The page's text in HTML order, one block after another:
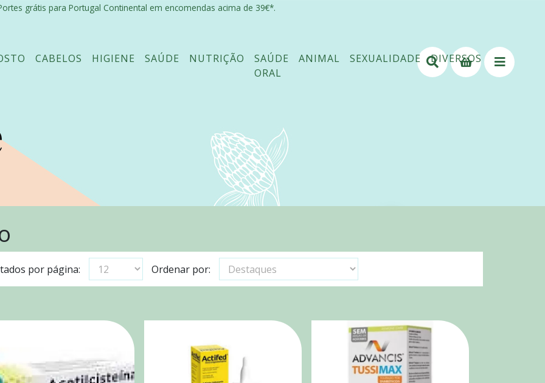
grátis para Portugal Continental em encomendas acima de 39€*.
CABELOS HIGIENE SAÚDE NUTRIÇÃO
SAÚDE
ORAL
ANIMAL SEXUALIDADE DIVERSOS
por página: Ordenar por: